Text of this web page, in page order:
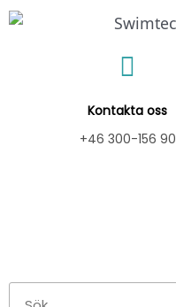
Hoppa
Kontakta oss
+46 300-156 90